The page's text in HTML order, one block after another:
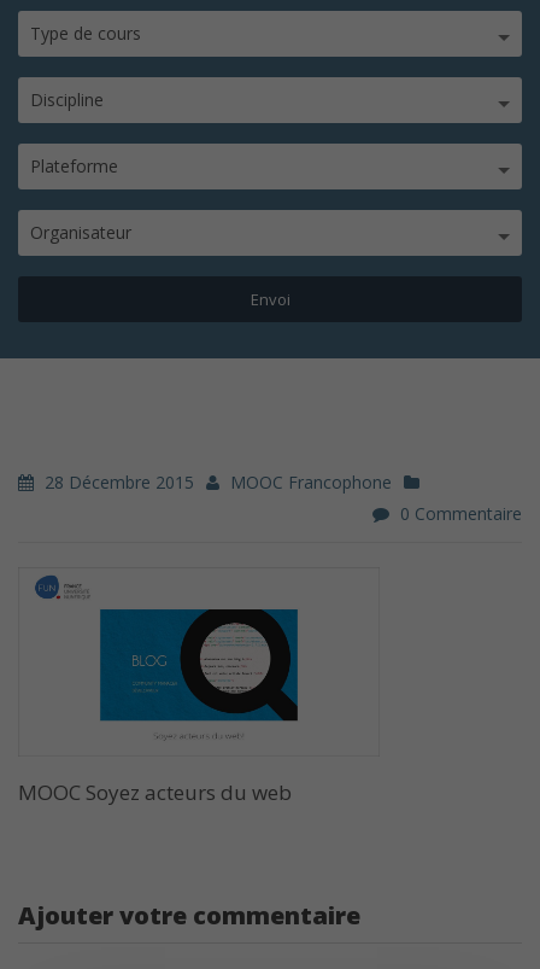
Type de cours
Discipline
Plateforme
Organisateur
28 Décembre 2015
MOOC Francophone
0 Commentaire
MOOC Soyez acteurs du web
Ajouter votre commentaire